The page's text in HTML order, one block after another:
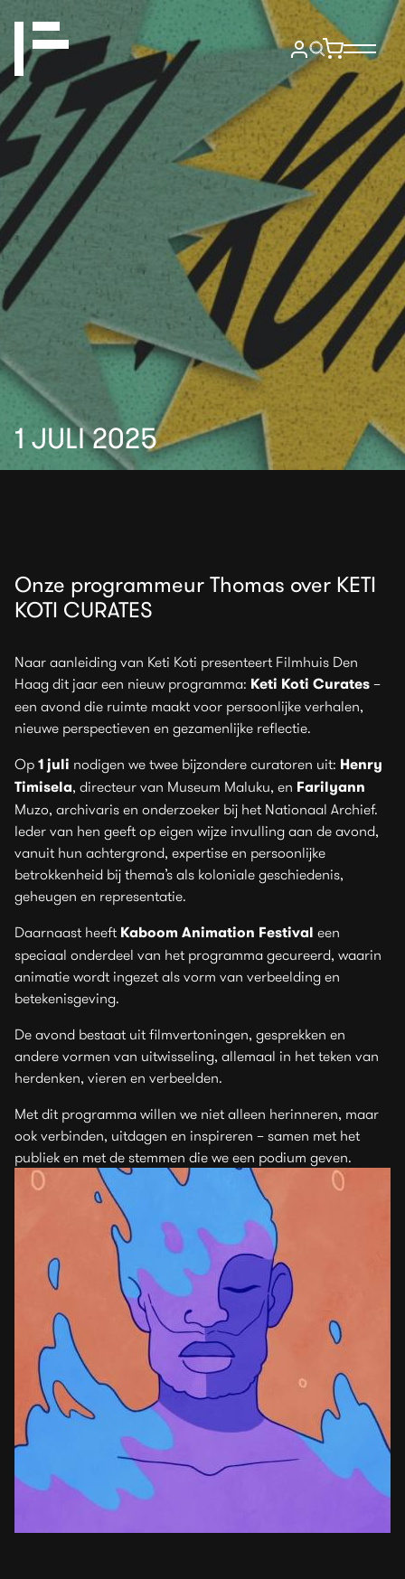
1 JULI 2025
Onze programmeur Thomas over KETI
KOTI CURATES
Naar aanleiding van Keti Koti presenteert Filmhuis Den
Haag dit jaar een nieuw programma: Keti Koti Curates –
een avond die ruimte maakt voor persoonlijke verhalen,
nieuwe perspectieven en gezamenlijke reflectie.
Op 1 juli nodigen we twee bijzondere curatoren uit: Henry
Timisela, directeur van Museum Maluku, en Farilyann
Muzo, archivaris en onderzoeker bij het Nationaal Archief.
Ieder van hen geeft op eigen wijze invulling aan de avond,
vanuit hun achtergrond, expertise en persoonlijke
betrokkenheid bij thema’s als koloniale geschiedenis,
geheugen en representatie.
Daarnaast heeft Kaboom Animation Festival een
speciaal onderdeel van het programma gecureerd, waarin
animatie wordt ingezet als vorm van verbeelding en
betekenisgeving.
De avond bestaat uit filmvertoningen, gesprekken en
andere vormen van uitwisseling, allemaal in het teken van
herdenken, vieren en verbeelden.
Met dit programma willen we niet alleen herinneren, maar
ook verbinden, uitdagen en inspireren – samen met het
publiek en met de stemmen die we een podium geven.